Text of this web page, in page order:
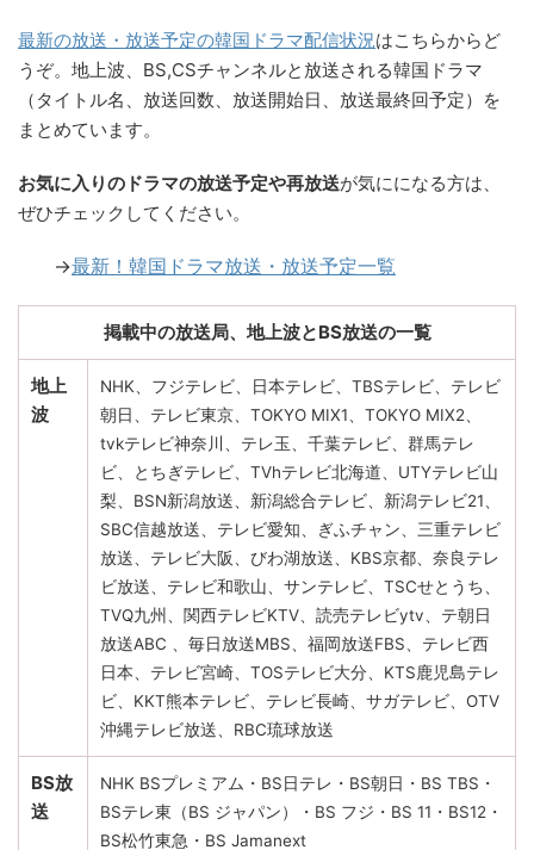
最新の放送・放送予定の韓国ドラマ配信状況はこちらからど
うぞ。地上波、BS,CSチャンネルと放送される韓国ドラマ
（タイトル名、放送回数、放送開始日、放送最終回予定）を
まとめています。
お気に入りのドラマの放送予定や再放送が気にになる方は、
ぜひチェックしてください。
→最新！韓国ドラマ放送・放送予定一覧
掲載中の放送局、地上波とBS放送の一覧
地上
波
NHK、フジテレビ、日本テレビ、TBSテレビ、テレビ
朝日、テレビ東京、TOKYO MIX1、TOKYO MIX2、
tvkテレビ神奈川、テレ玉、千葉テレビ、群馬テレ
ビ、とちぎテレビ、TVhテレビ北海道、UTYテレビ山
梨、BSN新潟放送、新潟総合テレビ、新潟テレビ21、
SBC信越放送、テレビ愛知、ぎふチャン、三重テレビ
放送、テレビ大阪、びわ湖放送、KBS京都、奈良テレ
ビ放送、テレビ和歌山、サンテレビ、TSCせとうち、
TVQ九州、関西テレビKTV、読売テレビytv、テ朝日
放送ABC 、毎日放送MBS、福岡放送FBS、テレビ西
日本、テレビ宮崎、TOSテレビ大分、KTS鹿児島テレ
ビ、KKT熊本テレビ、テレビ長崎、サガテレビ、OTV
沖縄テレビ放送、RBC琉球放送
BS放
送
NHK BSプレミアム・BS日テレ・BS朝日・BS TBS・
BSテレ東（BS ジャパン）・BS フジ・BS 11・BS12・
BS松竹東急・BS Jamanext